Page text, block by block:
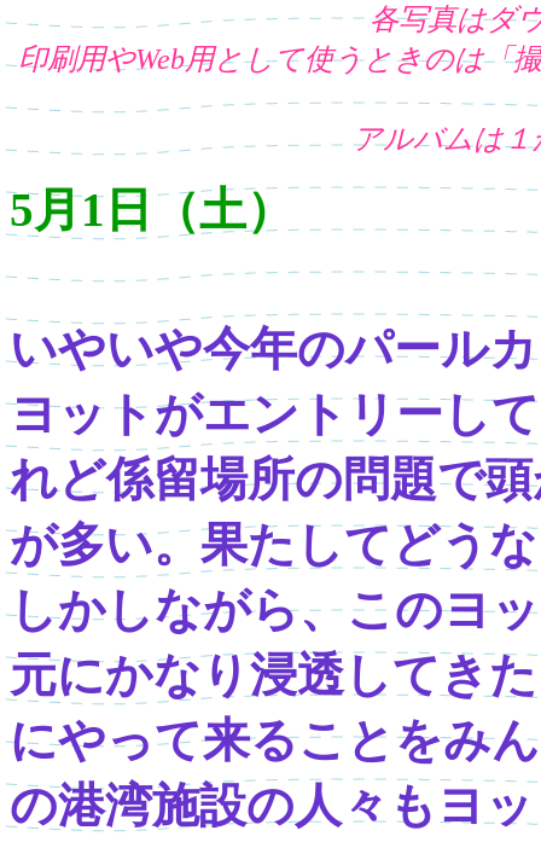
各写真はダ
印刷用やWeb用として使うときのは
アルバムは
5月1日（土）
いやいや今年のパール
ヨットがエントリーし
れど係留場所の問題で
が多い。果たしてどう
しかしながら、このヨ
元にかなり浸透してき
にやって来ることをみ
の港湾施設の人々もヨ